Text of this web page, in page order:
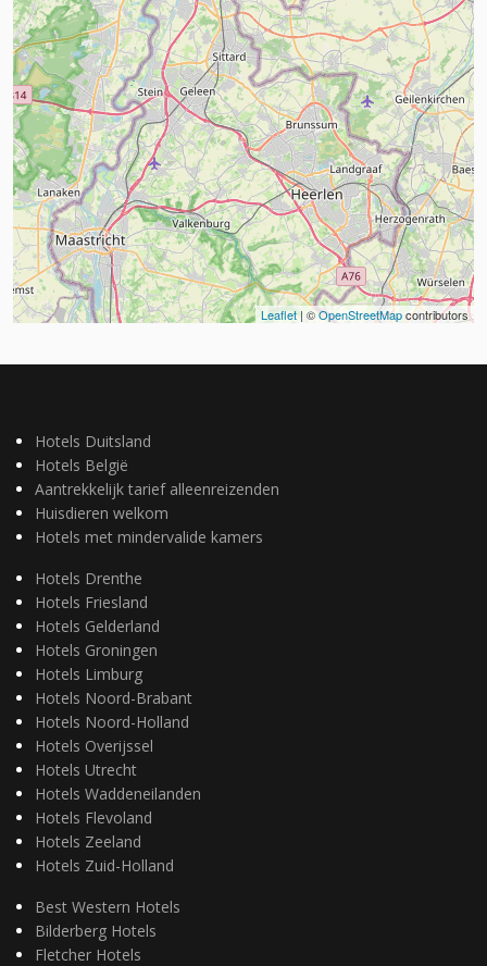
Leaflet| ©OpenStreetMapcontributors
Hotels Duitsland
Hotels België
Aantrekkelijk tarief alleenreizenden
Huisdieren welkom
Hotels met mindervalide kamers
Hotels Drenthe
Hotels Friesland
Hotels Gelderland
Hotels Groningen
Hotels Limburg
Hotels Noord-Brabant
Hotels Noord-Holland
Hotels Overijssel
Hotels Utrecht
Hotels Waddeneilanden
Hotels Flevoland
Hotels Zeeland
Hotels Zuid-Holland
Best Western Hotels
Bilderberg Hotels
Fletcher Hotels